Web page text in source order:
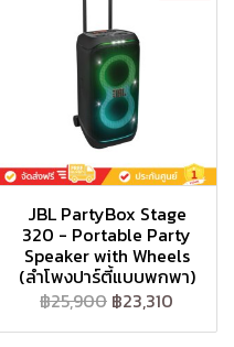
JBL PartyBox Stage
320 - Portable Party
Speaker with Wheels
(ลำโพงปาร์ตี้แบบพกพา)
฿25,900 ฿23,310